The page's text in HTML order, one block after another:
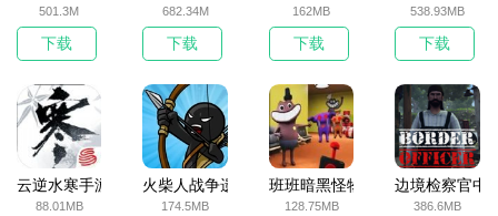
501.3M
下载
682.34M
下载
162MB
下载
538.93MB
下载
云逆水寒手游
88.01MB
火柴人战争遗产无敌版
174.5MB
班班暗黑怪物生存挑战5
128.75MB
边境检察官中
386.6MB